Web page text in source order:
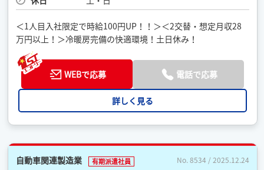
＜1人目入社限定で時給100円UP！！＞＜2交替・想定月収28
万円以上！＞冷暖房完備の快適環境！土日休み！
WEBで応募 電話で応募
詳しく見る
自動車関連製造業 有期派遣社員 No. 8534 / 2025.12.24